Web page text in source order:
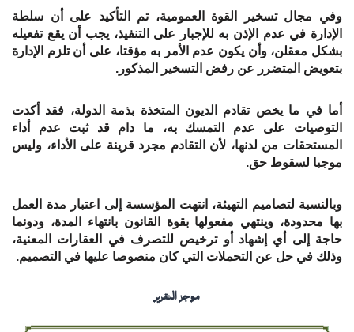
وفي مجال تسخير القوة العمومية، تم التأكيد على أن سلطة
الإدارة في عدم الإذن به للإجبار على التنفيذ، يجب أن يقع تفعيله
بشكل معقلن، وأن يكون عدم الأمر به مؤقتا، على أن تلزم الإدارة
بتعويض المتضرر عن رفض التسخير المذكور.
أما في ما يخص تقادم الديون المتخذة بذمة الدولة، فقد أكدت
التوصيات على عدم التمسك به، ما دام قد ثبت عدم أداء
المستحقات من لدنها، لأن التقادم مجرد قرينة على الأداء، وليس
موجبا لسقوط حق.
وبالنسبة لتصاميم التهيئة، انتهت المؤسسة إلى اعتبار مدة العمل
بها محدودة، وينتهي مفعولها بقوة القانون بانتهاء المدة، ودونما
حاجة إلى أي
إشهاد أو ترخيص للتصرف في العقارات المعنية،
وذلك في حل عن التحملات التي كان منصوصا عليها في التصميم.
موجز التقرير